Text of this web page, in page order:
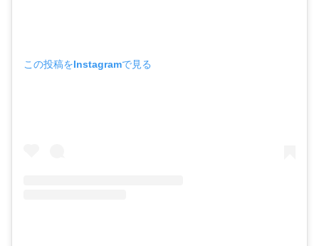
この投稿をInstagramで見る